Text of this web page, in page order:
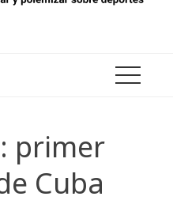
primer
Cuba